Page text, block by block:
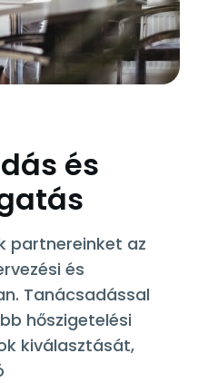
és
partnereinket az
és
Tanácsadással
hőszigetelési
kiválasztását,